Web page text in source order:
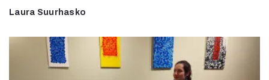
Laura Suurhasko